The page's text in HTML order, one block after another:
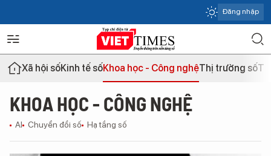
Đăng nhập
Xã hội sốKinh tế sốKhoa học - Công nghệThị trường số
KHOA HỌC - CÔNG NGHỆ
AI Chuyển đổi số Hạ tầng số